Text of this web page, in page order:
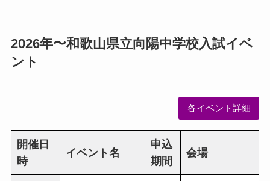
2026年〜和歌山県立向陽中学校入試イベ
ント
各イベント詳細
開催日
時
イベント名
申込
期間
会場